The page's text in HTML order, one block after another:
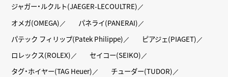
ジャガー・ルクルト(JAEGER-LECOULTRE)
オメガ(OMEGA)
パネライ(PANERAI)
パテック フィリップ(Patek Philippe)
ピアジェ(PIAGET)
ロレックス(ROLEX)
セイコー(SEIKO)
タグ・ホイヤー(TAG Heuer)
チューダー(TUDOR)